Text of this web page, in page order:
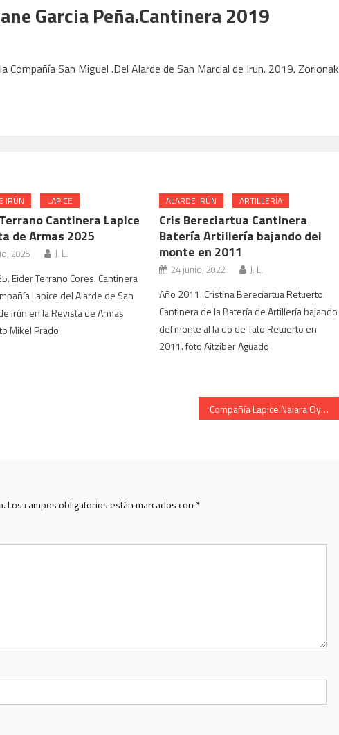
Garcia Peña.Cantinera 2019
Compañía San Miguel .Del Alarde de San Marcial de Irun. 2019. Zorionak
IRÚN LAPICE
Cantinera Lapice
de Armas 2025
2025 J. L.
Eider Terrano Cores. Cantinera
Lapice del Alarde de San
Irún en la Revista de Armas
Mikel Prado
ALARDE IRÚN ARTILLERÍA
Cris Bereciartua Cantinera
Batería Artillería bajando del
monte en 2011
24 junio, 2022 J. L.
Año 2011. Cristina Bereciartua Retuerto.
Cantinera de la Batería de Artillería bajando
del monte al la do de Tato Retuerto en
2011. foto Aitziber Aguado
Compañía Lapice.Naiara Oyon Jabalera.Cantinera 2019
Los campos obligatorios están marcados con *